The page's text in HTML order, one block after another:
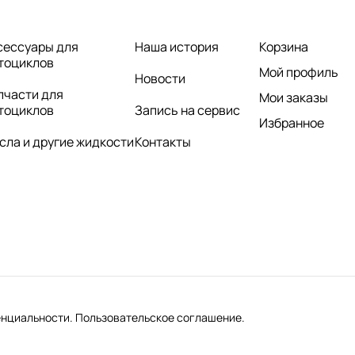
для
для
и другие жидкости
Наша история
Новости
Запись на сервис
Контакты
Корзина
Мой профиль
Мои заказы
Избранное
Пользовательское соглашение.